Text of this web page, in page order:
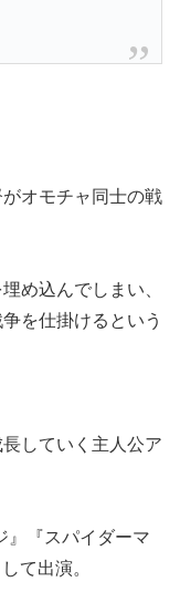
がオモチャ同士の戦
め込んでしまい、
を仕掛けるという
していく主人公ア
』『スパイダーマ
て出演。